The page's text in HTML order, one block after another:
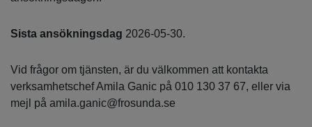
Sista ansökningsdag 2026-05-30.
Vid frågor om tjänsten, är du välkommen att kontakta
verksamhetschef Amila Ganic på 010 130 37 67, eller via
mejl på amila.ganic@frosunda.se